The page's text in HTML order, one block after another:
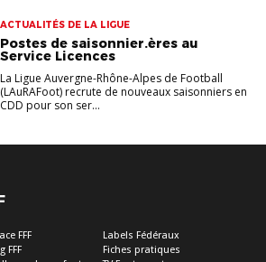
ACTUALITÉS DE LA LIGUE
Postes de saisonnier.ères au
Service Licences
La Ligue Auvergne-Rhône-Alpes de Football
(LAuRAFoot) recrute de nouveaux saisonniers en
CDD pour son ser...
FFF
FFF
Labels Fédéraux
Fiches pratiques